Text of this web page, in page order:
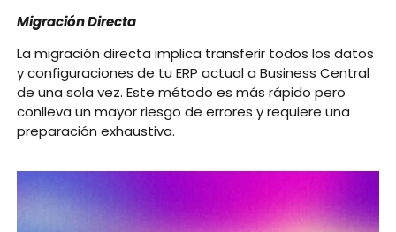
Migración Directa
La migración directa implica transferir todos los datos
y configuraciones de tu ERP actual a Business Central
de una sola vez. Este método es más rápido pero
conlleva un mayor riesgo de errores y requiere una
preparación exhaustiva.